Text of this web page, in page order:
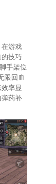
游戏
技巧
手架位
限回血
率显
药补